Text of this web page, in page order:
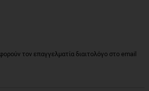
τον επαγγελματία διαιτολόγο στο email